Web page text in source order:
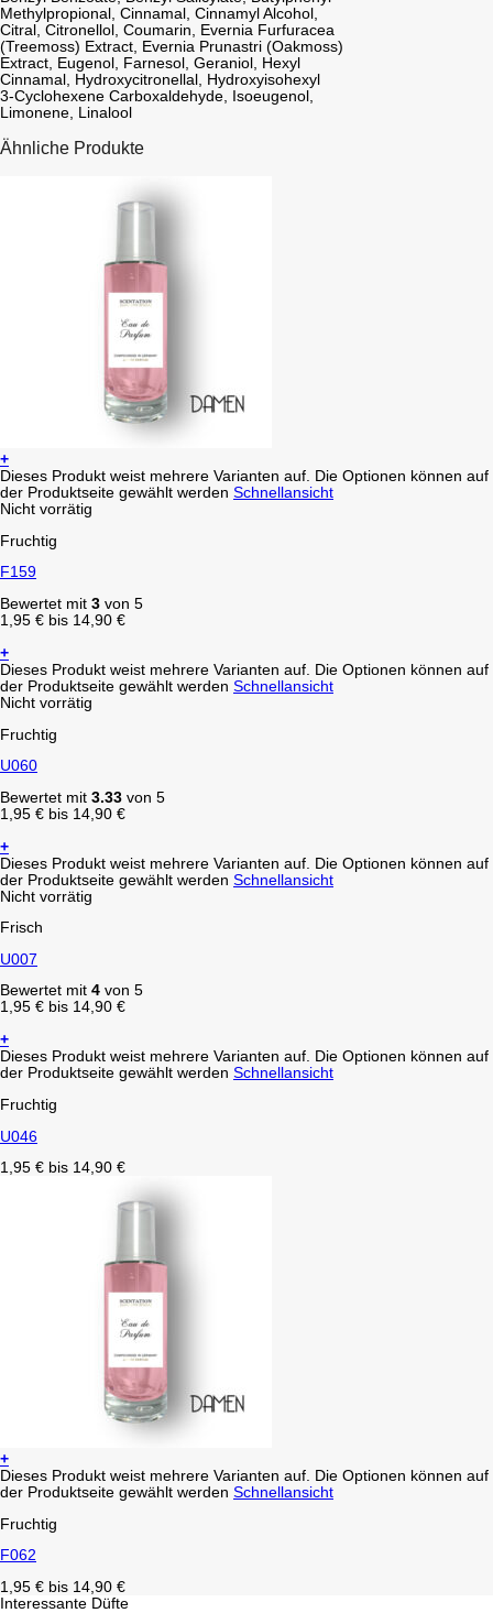
Methylpropional, Cinnamal, Cinnamyl Alcohol,
Citral, Citronellol, Coumarin, Evernia Furfuracea
(Treemoss) Extract, Evernia Prunastri (Oakmoss)
Extract, Eugenol, Farnesol, Geraniol, Hexyl
Cinnamal, Hydroxycitronellal, Hydroxyisohexyl
3-Cyclohexene Carboxaldehyde, Isoeugenol,
Limonene, Linalool
Ähnliche Produkte
+
Dieses Produkt weist mehrere Varianten auf. Die Optionen können auf
der Produktseite gewählt werden Schnellansicht
Nicht vorrätig
Fruchtig
F159
Bewertet mit 3 von 5
1,95 € bis 14,90 €
+
Dieses Produkt weist mehrere Varianten auf. Die Optionen können auf
der Produktseite gewählt werden Schnellansicht
Nicht vorrätig
Fruchtig
U060
Bewertet mit 3.33 von 5
1,95 € bis 14,90 €
+
Dieses Produkt weist mehrere Varianten auf. Die Optionen können auf
der Produktseite gewählt werden Schnellansicht
Nicht vorrätig
Frisch
U007
Bewertet mit 4 von 5
1,95 € bis 14,90 €
+
Dieses Produkt weist mehrere Varianten auf. Die Optionen können auf
der Produktseite gewählt werden Schnellansicht
Fruchtig
U046
1,95 € bis 14,90 €
+
Dieses Produkt weist mehrere Varianten auf. Die Optionen können auf
der Produktseite gewählt werden Schnellansicht
Fruchtig
F062
1,95 € bis 14,90 €
Interessante Düfte